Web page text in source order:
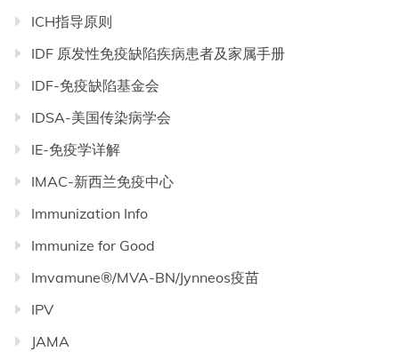
ICH指导原则
IDF 原发性免疫缺陷疾病患者及家属手册
IDF-免疫缺陷基金会
IDSA-美国传染病学会
IE-免疫学详解
IMAC-新西兰免疫中心
Immunization Info
Immunize for Good
Imvamune®/MVA-BN/Jynneos疫苗
IPV
JAMA